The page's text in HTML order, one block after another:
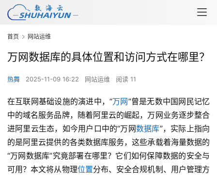
首页 网站运维
万网数据库的具体位置和访问方式在哪里？
热舞 2025-11-09 16:22 网站运维 阅读 11
在互联网基础设施的演进中，“万网”曾是无数中国网民记忆
中的域名服务品牌，随着阿里云的崛起，万网业务逐步整合
进阿里云生态，如今用户口中的“万网数据库”，实际上指向
的是阿里云提供的各类数据库服务，这些承载着海量数据的
“万网数据库”究竟部署在哪里？它们如何保障数据的安全与
可用？本文将从物理位置分布、安全合规机制、用户管理方